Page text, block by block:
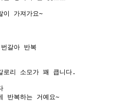
이 가져가요~
갈아 반복
로리 소모가 꽤 큽니다.
반복하는 거예요~